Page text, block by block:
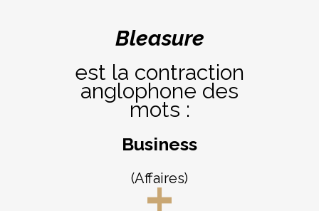
Bleasure
est la contraction
anglophone des
mots :
Business
(Affaires)